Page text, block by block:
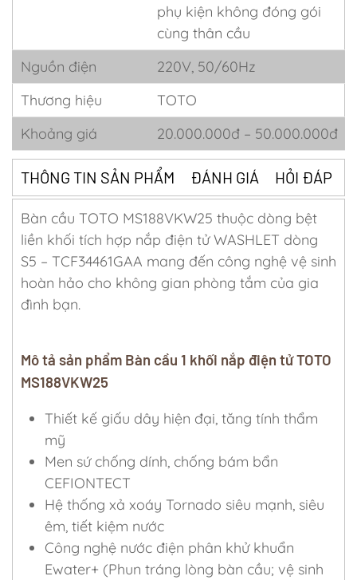
phụ kiện không đóng gói
cùng thân cầu
Nguồn điện
220V, 50/60Hz
Thương hiệu
TOTO
Khoảng giá
20.000.000đ – 50.000.000đ
THÔNG TIN SẢN PHẨM ĐÁNH GIÁ HỎI ĐÁP
Bàn cầu TOTO MS188VKW25 thuộc dòng bệt
liền khối tích hợp nắp điện tử WASHLET dòng
S5 – TCF34461GAA mang đến công nghệ vệ sinh
hoàn hảo cho không gian phòng tắm của gia
đình bạn.
Mô tả sản phẩm Bàn cầu 1 khối nắp điện tử TOTO
MS188VKW25
Thiết kế giấu dây hiện đại, tăng tính thẩm
mỹ
Men sứ chống dính, chống bám bẩn
CEFIONTECT
Hệ thống xả xoáy Tornado siêu mạnh, siêu
êm, tiết kiệm nước
Công nghệ nước điện phân khử khuẩn
Ewater+ (Phun tráng lòng bàn cầu; vệ sinh